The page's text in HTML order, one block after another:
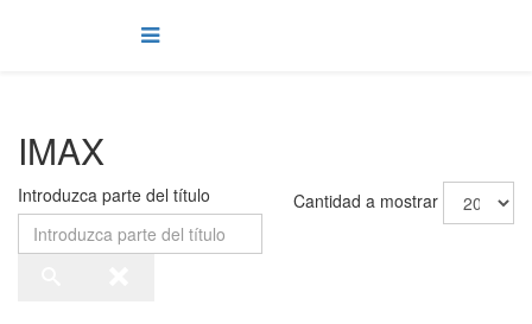
IMAX
Introduzca parte del título Cantidad a mostrar